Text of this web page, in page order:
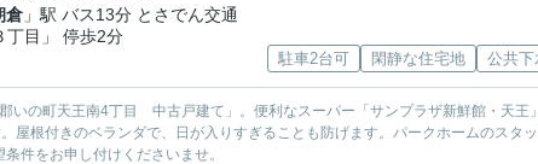
倉 」駅 バス13分 とさでん交通
丁目」 停歩2分
駐車2台可 閑静な住宅地 公共下
いの町天王南4丁目 中古戸建て」。便利なスーパー「サンプラザ新鮮館・天王
屋根付きのベランダで、日が入りすぎることも防げます。パークホームのスタ
件をお申し付けくださいませ。